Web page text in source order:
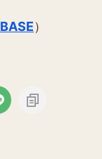
BASE）